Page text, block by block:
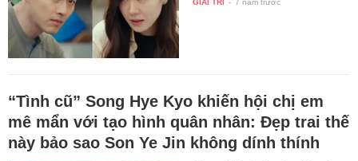
“Tình cũ” Song Hye Kyo khiến hội chị em
mê mẩn với tạo hình quân nhân: Đẹp trai thế
này bảo sao Son Ye Jin không dính thính